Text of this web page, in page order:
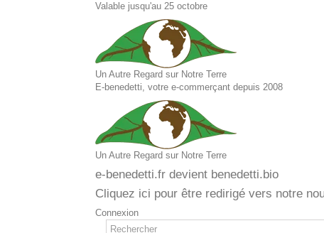
Valable jusqu'au 25 octobre
Un Autre Regard sur Notre Terre
E-benedetti, votre e-commerçant depuis 2008
Un Autre Regard sur Notre Terre
e-benedetti.fr devient benedetti.bio
Cliquez ici pour être redirigé vers notre
Connexion